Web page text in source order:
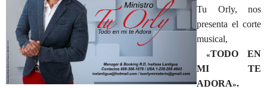
Tu Orly, nos
presenta el corte
musical,
«TODO EN
MI TE
ADORA».